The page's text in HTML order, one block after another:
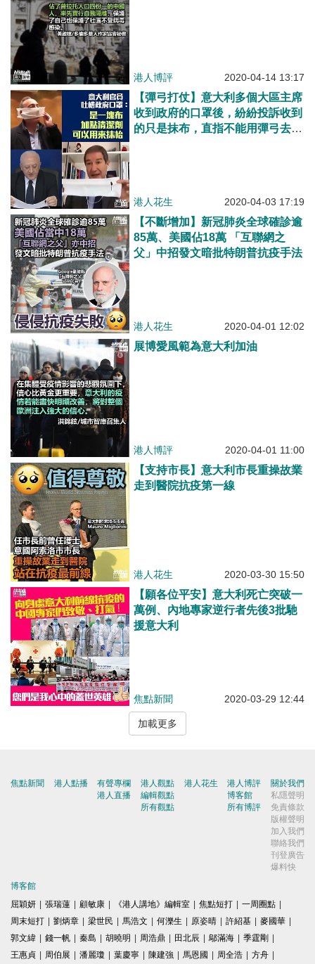
港人博評 2020-04-14 13:17
【彈弓打仗】意大利多個大區主席
收到政府的口罩後，紛紛投訴收到
的只是抹布，直指不能用彈弓去打
港人花生 2020-04-03 17:19
【不斷增加】新冠肺炎全球確診逾
85萬、美國佔18萬 「互聯網之
父」中招發文暗批特朗普抗疫手法
港人花生 2020-04-01 12:02
展博愛風範為意大利加油
港人博評 2020-04-01 11:00
【支持市長】意大利市長重操故業
走到醫院抗疫第一線
港人花生 2020-03-30 15:50
【願各位平安】意大利死亡突破一
萬例、內地專家逆行者先後3批馳
援意大利
焦點新聞 2020-03-29 12:44
加載更多
焦點新聞 港人點播
有聲專欄
港人直播
港人觀點
編輯觀點
所有觀點
港人花生
港人博評
博客館
所有博評
關於我們
私隱聲明
免責條款
版權聲明
加入我們
聯絡我們
刊登廣告
爆料快
博客館
屈穎妍 | 張瑞蓮 | 顧敏康 | 《港人講地》編輯室 | 焦點短打 | 一周圈點 |
周末短打 | 劉炳章 | 梁世民 | 馬浩文 | 何濼生 | 原姿晴 | 許紹基 | 麥國華 |
郭文緯 | 錢一帆 | 秦島 | 胡曉明 | 周浩鼎 | 田北辰 | 鄔滿海 | 季霆剛 |
王惠貞 | 周伯展 | 潘麗瓊 | 葉慶寧 | 陳建強 | 馬恩國 | 周全浩 | 方舟 |